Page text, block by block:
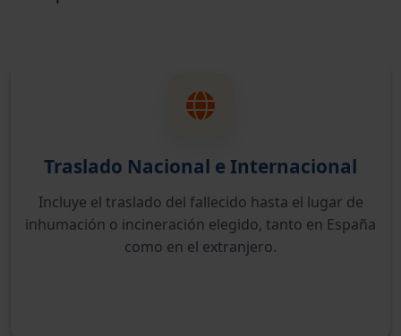
Traslado Nacional e Internacional
Incluye el traslado del fallecido hasta el lugar de
inhumación o incineración elegido, tanto en España
como en el extranjero.